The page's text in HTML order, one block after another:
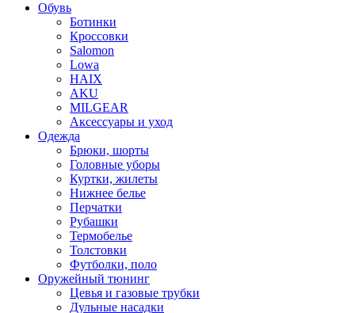
Обувь
Ботинки
Кроссовки
Salomon
Lowa
HAIX
AKU
MILGEAR
Аксессуары и уход
Одежда
Брюки, шорты
Головные уборы
Куртки, жилеты
Нижнее белье
Перчатки
Рубашки
Термобелье
Толстовки
Футболки, поло
Оружейный тюнинг
Цевья и газовые трубки
Дульные насадки